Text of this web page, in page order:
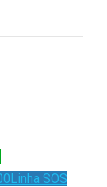
Linha SOS